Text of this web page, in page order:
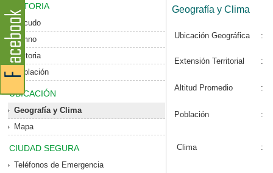
HISTORIA
Escudo
Himno
Historia
Población
UBICACIÓN
Geografía y Clima
Mapa
CIUDAD SEGURA
Teléfonos de Emergencia
Geografía y Clima
Ubicación Geográfica :
Extensión Territorial :
Altitud Promedio :
Población :
Clima :